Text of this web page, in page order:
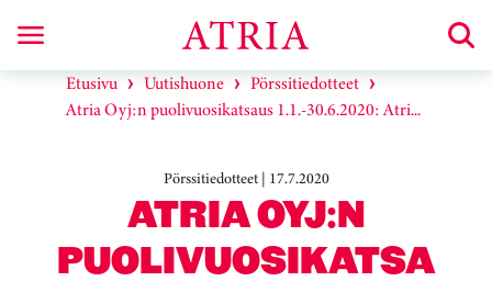
Etusivu Uutishuone
Pörssitiedotteet
Atria Oyj:n puolivuosikatsaus 1.1.-30.6.2020: Atri...
Pörssitiedotteet | 17.7.2020
ATRIA OYJ:N
PUOLIVUOSIKATSA